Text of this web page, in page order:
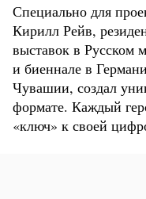
Специально для
Кирилл Рейв,
выставок в Русском
и биеннале в
Чувашии, создал
формате. Каждый
«ключ» к своей